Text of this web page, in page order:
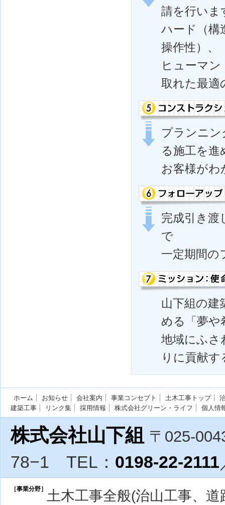
請を行いま
ハード（構
操作性）、
ヒューマ
取れた最適
プランニン
る施工を進
お客様がわ
完成引き渡
で
一定期間の
山下組の建
める「夢や
地域にふさ
りに貢献
ホーム お知らせ 会社案内 事業コンセプト 土木工事トップ
建築工事
リンク集 採用情報 株式会社グリーン・ライフ 個人情
株式会社山下組 〒025-
78−1 TEL： 0198-22-2111
［事業分野］
土木工事全般(治山工事、